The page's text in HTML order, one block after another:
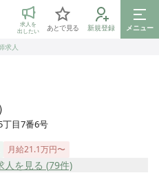
チング
求人を
出したい
あとで見る 新規登録
メニュー
求人
目7番6号
月給21.1万円〜
人を見る (79件)